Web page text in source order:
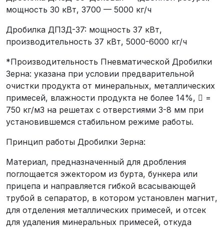
мощность 30 кВт, 3700 — 5000 кг/ч
Дробилка ДПЗД-37: мощность 37 кВт,
производительность 37 кВт, 5000-6000 кг/ч
*Производительность Пневматической Дробилки
Зерна: указана при условии предварительной
очистки продукта от минеральных, металлических
примесей, влажности продукта не более 14%,  =
750 кг/м3 на решетах с отверстиями 3-8 мм при
установившемся стабильном режиме работы.
Принцип работы Дробилки Зерна:
Материал, предназначенный для дробления
поглощается эжектором из бурта, бункера или
прицепа и направляется гибкой всасывающей
трубой в сепаратор, в котором установлен магнит,
для отделения металлических примесей, и отсек
для удаления минеральных примесей, откуда